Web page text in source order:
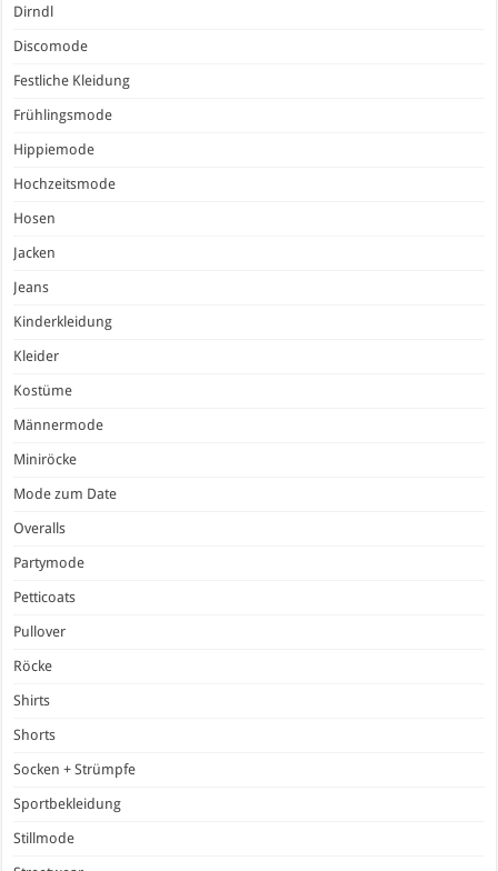
Dirndl
Discomode
Festliche Kleidung
Frühlingsmode
Hippiemode
Hochzeitsmode
Hosen
Jacken
Jeans
Kinderkleidung
Kleider
Kostüme
Männermode
Miniröcke
Mode zum Date
Overalls
Partymode
Petticoats
Pullover
Röcke
Shirts
Shorts
Socken + Strümpfe
Sportbekleidung
Stillmode